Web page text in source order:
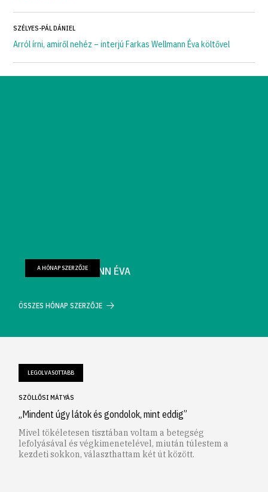
SZÉLYES-PÁL DÁNIEL
Arról írni, amiről nehéz – interjú Farkas Wellmann Éva költővel
FARKAS WELLMANN ÉVA
A HÓNAP SZERZŐJE
ÖSSZES HÓNAP SZERZŐJE
LEGOLVASOTTABB
SZÖLLŐSI MÁTYÁS
„Mindent úgy látok és gondolok, mint eddig”
Mivel tökéletesen tisztában voltam a betegség
lefolyásával és végkimenetelével, miután túlestem a
kezdeti sokkon, választhattam két út között.